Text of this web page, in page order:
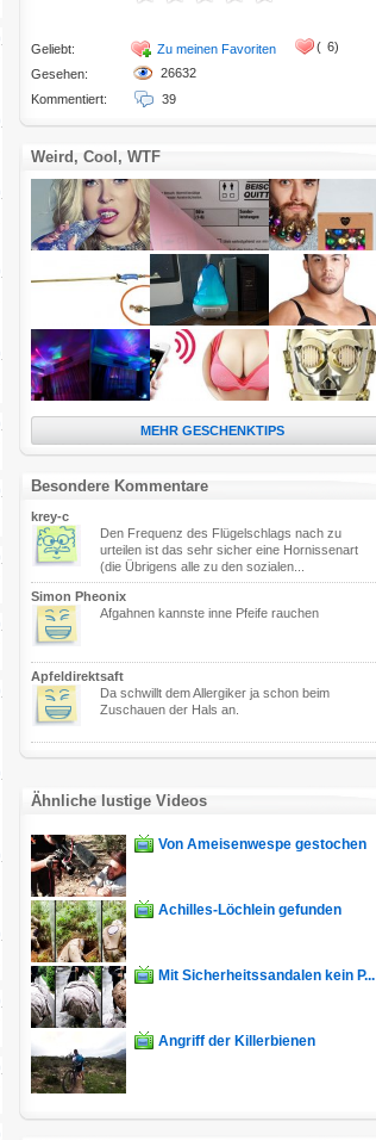
Geliebt:
Gesehen:
Kommentiert:
Zu meinen Favoriten
26632
39
( 6)
Weird, Cool, WTF
MEHR GESCHENKTIPS
Besondere Kommentare
krey-c
Den Frequenz des Flügelschlags nach zu
urteilen ist das sehr sicher eine Hornissenart
(die Übrigens alle zu den sozialen...
Simon Pheonix
Afgahnen kannste inne Pfeife rauchen
Apfeldirektsaft
Da schwillt dem Allergiker ja schon beim
Zuschauen der Hals an.
Ähnliche lustige Videos
Von Ameisenwespe gestochen
Achilles-Löchlein gefunden
Mit Sicherheitssandalen kein P...
Angriff der Killerbienen